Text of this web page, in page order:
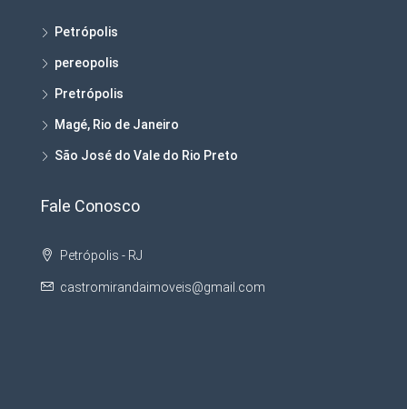
Petrópolis
pereopolis
Pretrópolis
Magé, Rio de Janeiro
São José do Vale do Rio Preto
Fale Conosco
Petrópolis - RJ
castromirandaimoveis@gmail.com